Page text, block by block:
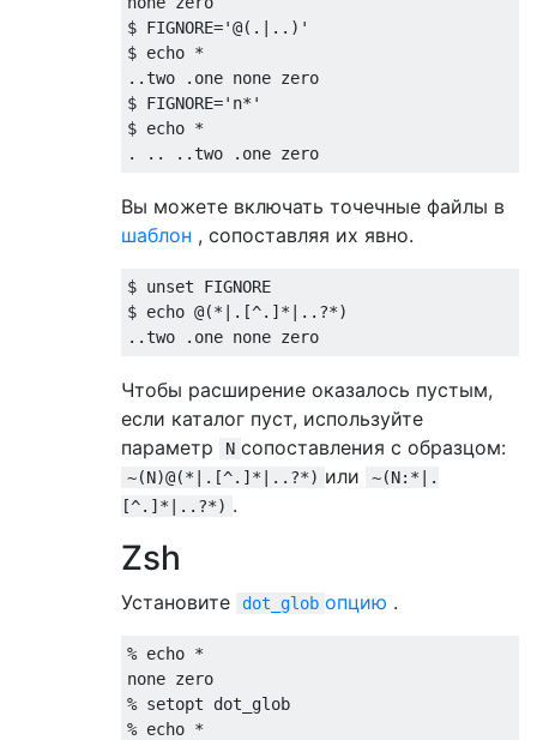
$ FIGNORE='@(.|..)'
$ echo *
..two . one none zero
$ FIGNORE='n*'
$ echo *
.
.. ..two . one zero
Вы можете включать точечные файлы в
шаблон , сопоставляя их явно.
$ unset FIGNORE
$ echo @(*|.[^.]*|..?*)
..two . one none zero
Чтобы расширение оказалось пустым,
если каталог пуст, используйте
параметр
N сопоставления с образцом:
~(N)@(*|.[^.]*|..?*) или
~(N:*|.
[^.]*|..?*) .
Zsh
Установите dot_glob опцию .
% echo *
%
% echo *